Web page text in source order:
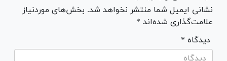
نشانی ایمیل شما منتشر نخواهد شد. بخش‌های موردنیاز
علامت‌گذاری شده‌اند *
* دیدگاه